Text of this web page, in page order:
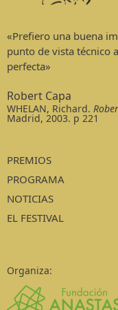
«Prefiero una buena
punto de vista técnico
perfecta»
Robert Capa
WHELAN, Richard.
Madrid, 2003. p 221
PREMIOS
PROGRAMA
NOTICIAS
EL FESTIVAL
Organiza: